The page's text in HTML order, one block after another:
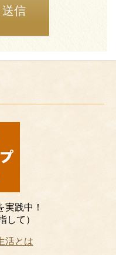
送信
実践中！
して）
活とは